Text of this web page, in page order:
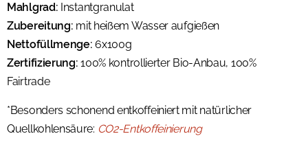
Mahlgrad: Instantgranulat
Zubereitung: mit heißem Wasser aufgießen
Nettofüllmenge: 6x100g
Zertifizierung: 100% kontrollierter Bio-Anbau, 100%
Fairtrade
*Besonders schonend entkoffeiniert mit natürlicher
Quellkohlensäure: CO2-Entkoffeinierung